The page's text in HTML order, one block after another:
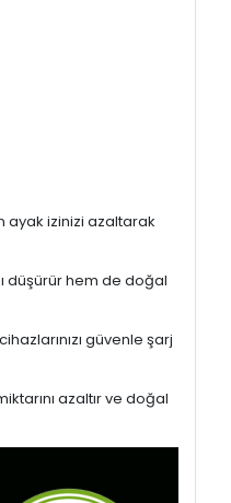
ayak izinizi azaltarak
düşürür hem de doğal
güvenle şarj
azaltır ve doğal